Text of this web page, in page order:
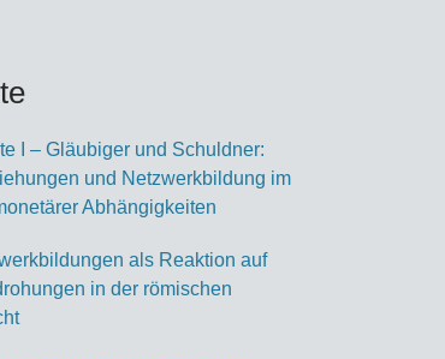
I – Gläu­bi­ger und Schuld­ner:
und Netz­werk­bil­dung im
Ab­hän­gig­kei­ten
als Reaktion auf
in der römischen